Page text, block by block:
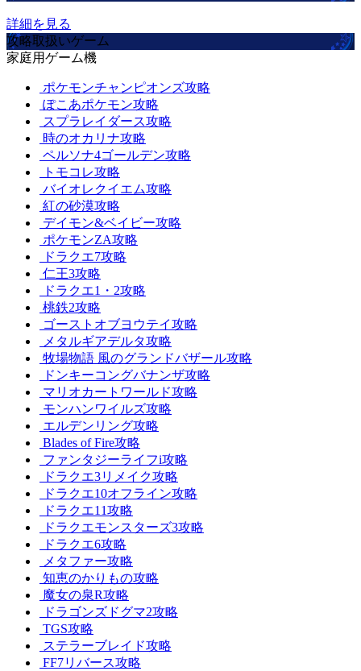
詳細を見る
攻略取扱いゲーム
家庭用ゲーム機
ポケモンチャンピオンズ攻略
ぽこあポケモン攻略
スプラレイダース攻略
時のオカリナ攻略
ペルソナ4ゴールデン攻略
トモコレ攻略
バイオレクイエム攻略
紅の砂漠攻略
デイモン&ベイビー攻略
ポケモンZA攻略
ドラクエ7攻略
仁王3攻略
ドラクエ1・2攻略
桃鉄2攻略
ゴーストオブヨウテイ攻略
メタルギアデルタ攻略
牧場物語 風のグランドバザール攻略
ドンキーコングバナンザ攻略
マリオカートワールド攻略
モンハンワイルズ攻略
エルデンリング攻略
Blades of Fire攻略
ファンタジーライフi攻略
ドラクエ3リメイク攻略
ドラクエ10オフライン攻略
ドラクエ11攻略
ドラクエモンスターズ3攻略
ドラクエ6攻略
メタファー攻略
知恵のかりもの攻略
魔女の泉R攻略
ドラゴンズドグマ2攻略
TGS攻略
ステラーブレイド攻略
FF7リバース攻略